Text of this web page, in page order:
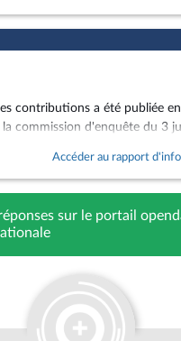
contributions a été publiée
commission d'enquête du 3
Accéder au rapport
sur le portail